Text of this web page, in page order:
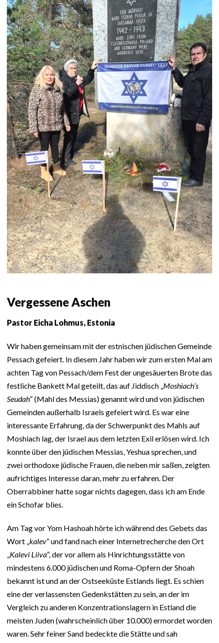
Vergessene Aschen
Pastor Eicha Lohmus, Estonia
Wir haben gemeinsam mit der estnischen jüdischen Gemeinde
Pessach gefeiert. In diesem Jahr haben wir zum ersten Mal am
achten Tag von Pessach/dem Fest der ungesäuerten Brote das
festliche Bankett Mal geteilt, das auf Jiddisch „Moshiach’s
Seudah“ (Mahl des Messias) genannt wird und von jüdischen
Gemeinden außerhalb Israels gefeiert wird. Es war eine
interessante Erfahrung, da der Schwerpunkt des Mahls auf
Moshiach lag, der Israel aus dem letzten Exil erlösen wird. Ich
konnte über den jüdischen Messias, Yeshua sprechen, und
zwei orthodoxe jüdische Frauen, die neben mir saßen, zeigten
aufrichtiges Interesse daran, mehr zu erfahren. Der
Oberrabbiner hatte sogar nichts dagegen, dass ich am Ende
ein Schofar blies.
Am Tag vor Yom Hashoah hörte ich während des Gebets das
Wort „kalev“ und fand nach einer Internetrecherche den Ort
„Kalevi Liiva“, der vor allem als Hinrichtungsstätte von
mindestens 6.000 jüdischen und Roma-Opfern der Shoah
bekannt ist und an der Ostseeküste Estlands liegt. Es schien
eine der verlassensten Gedenkstätten zu sein, an der im
Vergleich zu anderen Konzentrationslagern in Estland die
meisten Juden (wahrscheinlich über 10.000) ermordet worden
waren. Sehr feiner Sand bedeckte die Stätte und sah